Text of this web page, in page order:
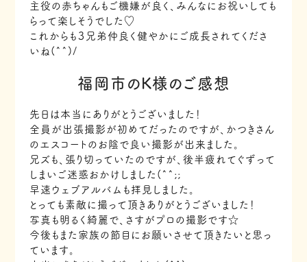
主役の赤ちゃんもご機嫌が良く、みんなにお祝いしても
らって楽しそうでした♡
これからも３兄弟仲良く健やかにご成長されてくださ
いね(^^)/
福岡市のK様のご感想
先日は本当にありがとうございました！
全員が出張撮影が初めてだったのですが、かつきさん
のエスコートのお陰で良い撮影が出来ました。
兄ズも、張り切っていたのですが、後半疲れてぐずって
しまいご迷惑おかけしました(^^;;
早速ウェブアルバムも拝見しました。
とっても素敵に撮って頂きありがとうございました！
写真も明るく綺麗で、さすがプロの撮影です☆
今後もまた家族の節目にお願いさせて頂きたいと思っ
ています。